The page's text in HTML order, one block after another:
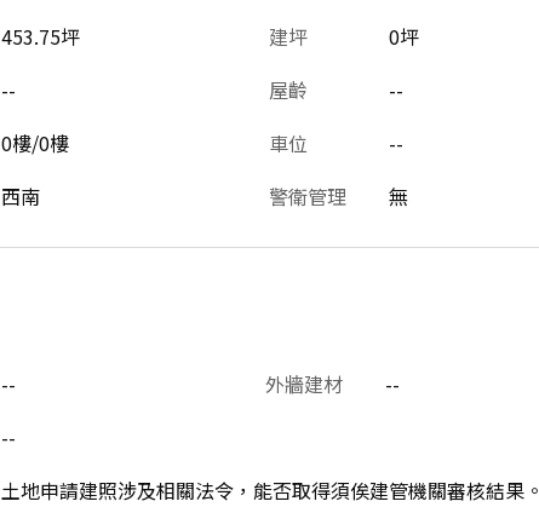
建坪 0坪
453.75坪
-- 屋齡 --
0樓/0樓 車位 --
西南 警衛管理 無
-- 外牆建材 --
--
土地申請建照涉及相關法令，能否取得須俟建管機關審核結果。